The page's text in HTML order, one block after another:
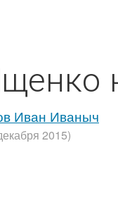
Иван Иваныч
2015)